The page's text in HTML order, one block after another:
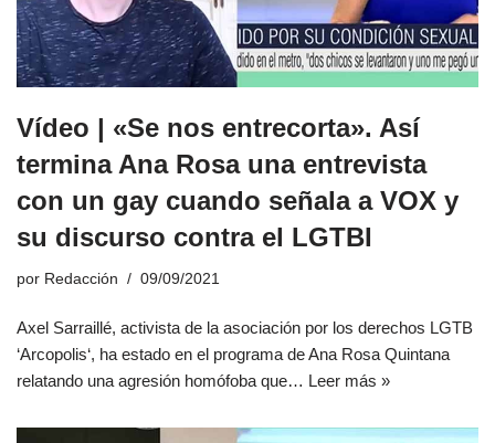
Vídeo | «Se nos entrecorta». Así
termina Ana Rosa una entrevista
con un gay cuando señala a VOX y
su discurso contra el LGTBI
por Redacción 09/09/2021
Axel Sarraillé, activista de la asociación por los derechos LGTB
‘Arcopolis‘, ha estado en el programa de Ana Rosa Quintana
relatando una agresión homófoba que… Leer más »